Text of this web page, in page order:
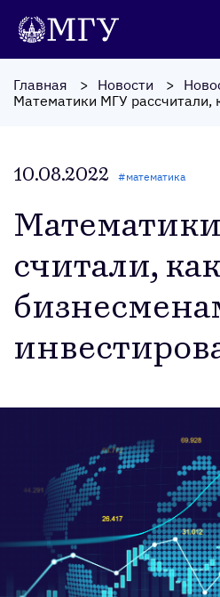
Главная Новости
10.08.2022 #математика
счи­тали,